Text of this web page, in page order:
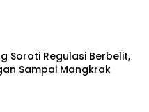
Soroti Regulasi Berbelit,
Sampai Mangkrak